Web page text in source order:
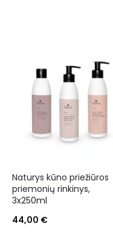
Naturys kūno priežiūros
priemonių rinkinys,
3x250ml
44,00 €